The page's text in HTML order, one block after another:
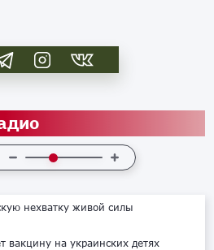
нехватку живой силы
вакцину на украинских детях